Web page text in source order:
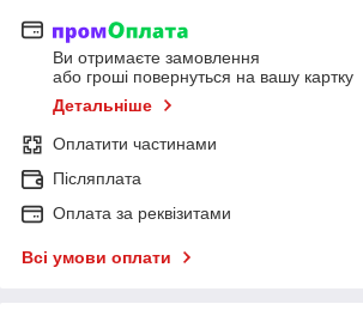
Ви отримаєте замовлення
або гроші повернуться на вашу картку
Детальніше
Оплатити частинами
Післяплата
Оплата за реквізитами
Всі умови оплати